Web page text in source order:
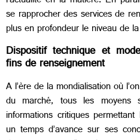
se rapprocher des services de
plus en profondeur le niveau de
Dispositif technique et
fins de renseignement
A l’ère de la mondialisation où
du marché, tous les moyens
informations critiques permettant
un temps d’avance sur ses